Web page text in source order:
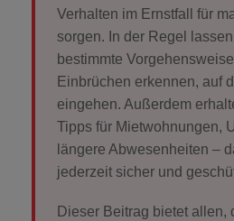
POLIZEIALARMIERUNG
PREISE ALARMANLAGE
SICHERHEITSDIENSTE
WACHDIENST
Verhalten im Ernstfall
für
sorgen. In der Regel
bestimmte
Einbrüchen erkennen, auf
eingehen. Außerdem
Tipps für Mietwohnungen,
längere Abwesenheiten –
jederzeit sicher und
Dieser Beitrag bietet allen,